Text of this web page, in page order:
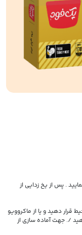
نمایید . پس از یخ زدایی از
دهید و یا از ماکروویو
/. جهت آماده سازی از